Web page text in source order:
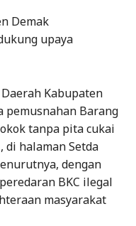
Demak
upaya
Kabupaten
pemusnahan Barang
tanpa pita cukai
di halaman Setda
dengan
BKC ilegal
masyarakat